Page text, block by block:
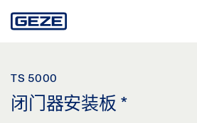
to
TS 5000
闭门器安装板 *